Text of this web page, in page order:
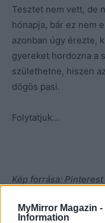
MyMirror Magazin -
Information
Tesztet nem vett, de
hónapja, bár ez nem
azonban úgy érezte,
gyereket hordozna a
születhetne, hiszen
dögös pasi.
Folytatjuk…
Kép forrása: Pinterest